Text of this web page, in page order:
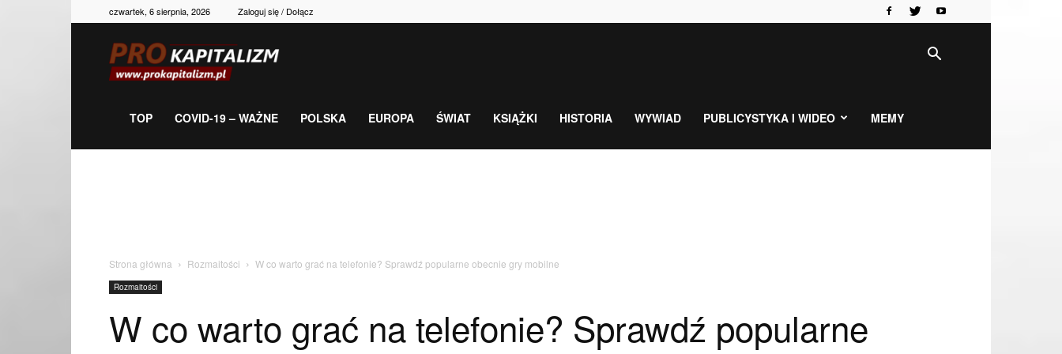
czwartek, 6 sierpnia, 2026 Zaloguj się / Dołącz
gospodarka,
TOP COVID-19 – WAŻNE POLSKA EUROPA ŚWIAT KSIĄŻKI HISTORIA WYWIAD PUBLICYSTYKA I WIDEO MEMY
Strona główna Rozmaitości W co warto grać na telefonie? Sprawdź popularne obecnie gry mobilne
Rozmaitości
W co warto grać na telefonie? Sprawdź popularne